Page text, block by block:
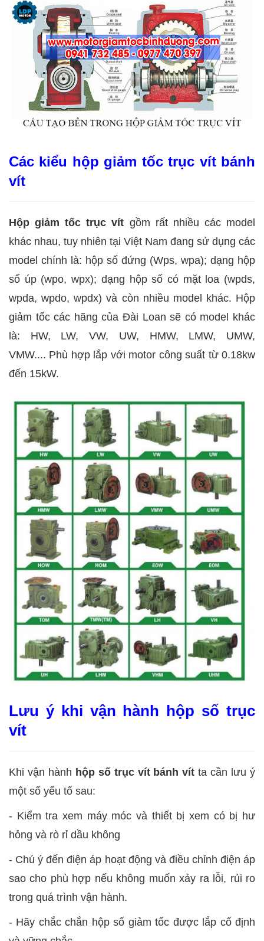
Các kiểu hộp giảm tốc trục vít bánh
vít
Hộp giảm tốc trục vít gồm rất nhiều các model
khác nhau, tuy nhiên tại Việt Nam đang sử dụng các
model chính là: hộp số đứng (Wps, wpa); dạng hộp
số úp (wpo, wpx); dạng hộp số có mặt loa (wpds,
wpda, wpdo, wpdx) và còn nhiều model khác. Hộp
giảm tốc các hãng của Đài Loan sẽ có model khác
là: HW, LW, VW, UW, HMW, LMW, UMW,
VMW.... Phù hợp lắp với motor công suất từ 0.18kw
đến 15kW.
Lưu ý khi vận hành hộp số trục
vít
Khi vận hành hộp số trục vít bánh vít ta cần lưu ý
một số yếu tố sau:
- Kiểm tra xem máy móc và thiết bị xem có bị hư
hỏng và rò rỉ dầu không
- Chú ý đến điện áp hoạt động và điều chỉnh điện áp
sao cho phù hợp nếu không muốn xảy ra lỗi, rủi ro
trong quá trình vận hành.
- Hãy chắc chắn hộp số giảm tốc được lắp cố định